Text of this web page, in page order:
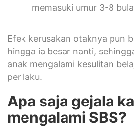
memasuki umur 3-8
Efek kerusakan otaknya pun
hingga ia besar nanti,
anak mengalami kesulitan
perilaku.
Apa saja gejala
mengalami SBS?